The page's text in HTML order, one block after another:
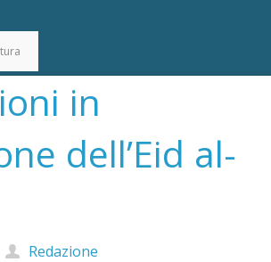
in
dell’Eid al-
Redazione